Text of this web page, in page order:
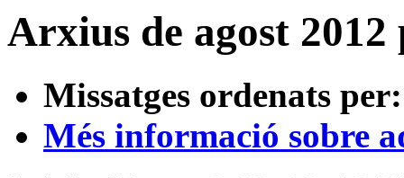
Arxius de agost 2012
Missatges ordenats per:
Més informació sobre